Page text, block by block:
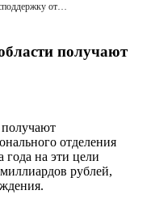
20 тысяч семей в Псковской области получают господдержку от СФР
получают
получают
отделения
на эти цели
рублей,